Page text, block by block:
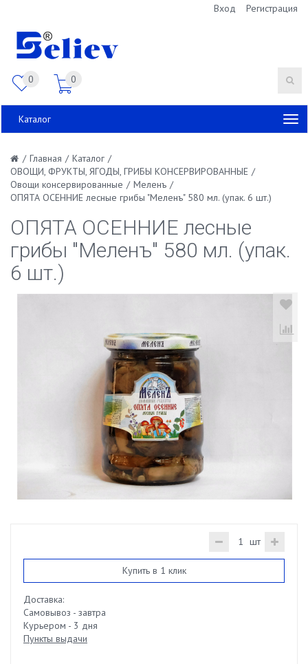
Вход Регистрация
0 0
Каталог
/ Главная / Каталог /
ОВОЩИ, ФРУКТЫ, ЯГОДЫ, ГРИБЫ КОНСЕРВИРОВАННЫЕ /
Овощи консервированные / Меленъ /
ОПЯТА ОСЕННИЕ лесные грибы "Меленъ" 580 мл. (упак. 6 шт.)
ОПЯТА ОСЕННИЕ лесные
грибы "Меленъ" 580 мл. (упак.
6 шт.)
шт
Купить в 1 клик
Доставка:
Самовывоз - завтра
Курьером - 3 дня
Пункты выдачи